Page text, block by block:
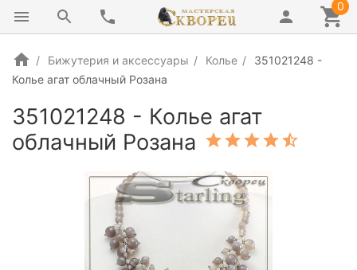
0
Бижутерия и аксессуары Колье
351021248 -
Колье агат облачный Розана
351021248 - Колье агат
облачный Розана